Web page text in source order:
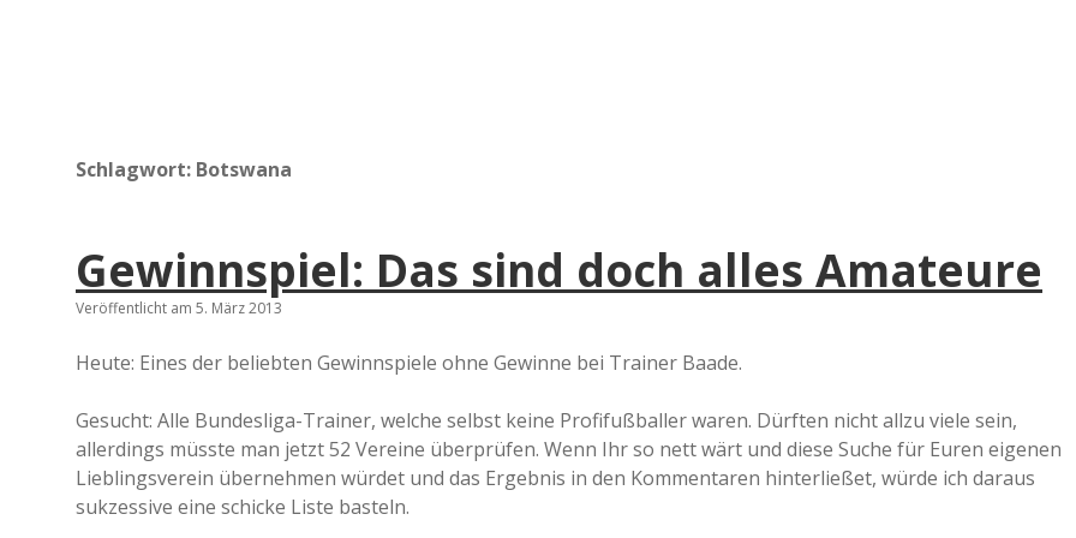
a
d
e
Schlagwort: Botswana
Gewinnspiel: Das sind doch alles Amateure
Veröffentlicht am 5. März 2013
Heute: Eines der beliebten Gewinnspiele ohne Gewinne bei Trainer Baade.
Gesucht: Alle Bundesliga-Trainer, welche selbst keine Profifußballer waren. Dürften nicht allzu viele sein,
allerdings müsste man jetzt 52 Vereine überprüfen. Wenn Ihr so nett wärt und diese Suche für Euren eigenen
Lieblingsverein übernehmen würdet und das Ergebnis in den Kommentaren hinterließet, würde ich daraus
sukzessive eine schicke Liste basteln.